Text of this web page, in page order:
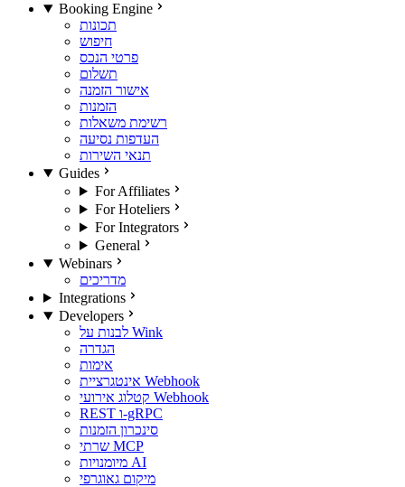
Booking Engine
תכונות
חיפוש
פרטי הנכס
תשלום
אישור הזמנה
הזמנות
רשימת משאלות
העדפות נסיעה
תנאי השירות
Guides
For Affiliates
For Hoteliers
For Integrators
General
Webinars
מדריכים
Integrations
Developers
לבנות על Wink
הגדרה
אימות
אינטגרציית Webhook
קטלוג אירועי Webhook
REST ו-gRPC
סינכרון הזמנות
שרתי MCP
מיומנויות AI
מיקום גאוגרפי